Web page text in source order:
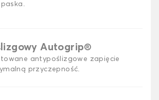
Autogrip®
antypoślizgowe zapięcie
przyczepność.